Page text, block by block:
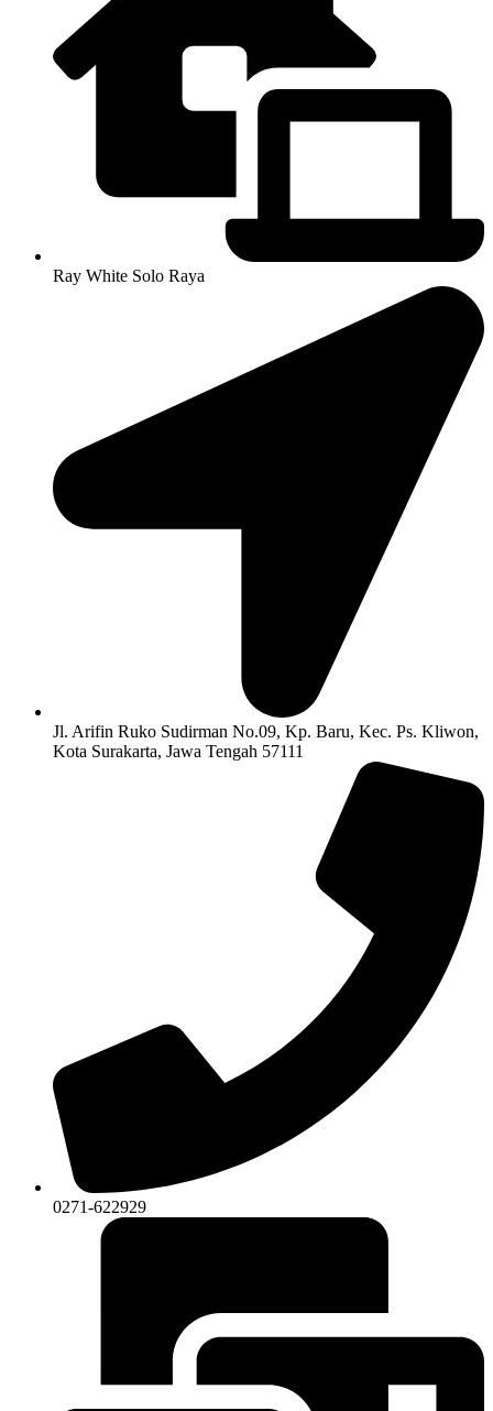
Ray White Solo Raya
Jl. Arifin Ruko Sudirman No.09, Kp. Baru, Kec. Ps. Kliwon,
Kota Surakarta, Jawa Tengah 57111
0271-622929